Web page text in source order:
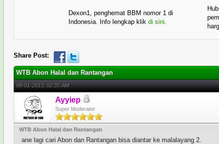
Dexon1, penghemat BBM nomor 1 di
Indonesia. Info lengkap klik di sini.
Share Post:
WTB Abon Halal dan Rantangan
08-01-2013, 02:35 AM
Ayyiep
Super Moderator
WTB Abon Halal dan Rantangan
ane lagi cari Abon dan Rantangan bisa diantar ke malalayang 2.